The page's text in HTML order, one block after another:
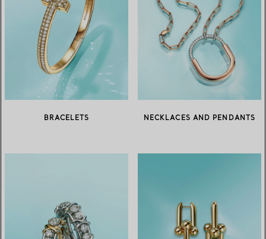
BRACELETS NECKLACES AND PENDANTS